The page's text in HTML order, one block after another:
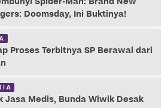
Doomsday, Ini Buktinya!
Proses Terbitnya SP Berawal dari
Jasa Medis, Bunda Wiwik Desak